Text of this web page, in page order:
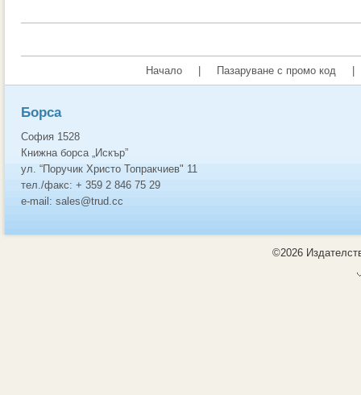
Начало Пазаруване с промо код
Борса
София 1528
Книжна борса „Искър”
ул. “Поручик Христо Топракчиев" 11
тел./факс: + 359 2 846 75 29
e-mail: sales@trud.cc
©2026